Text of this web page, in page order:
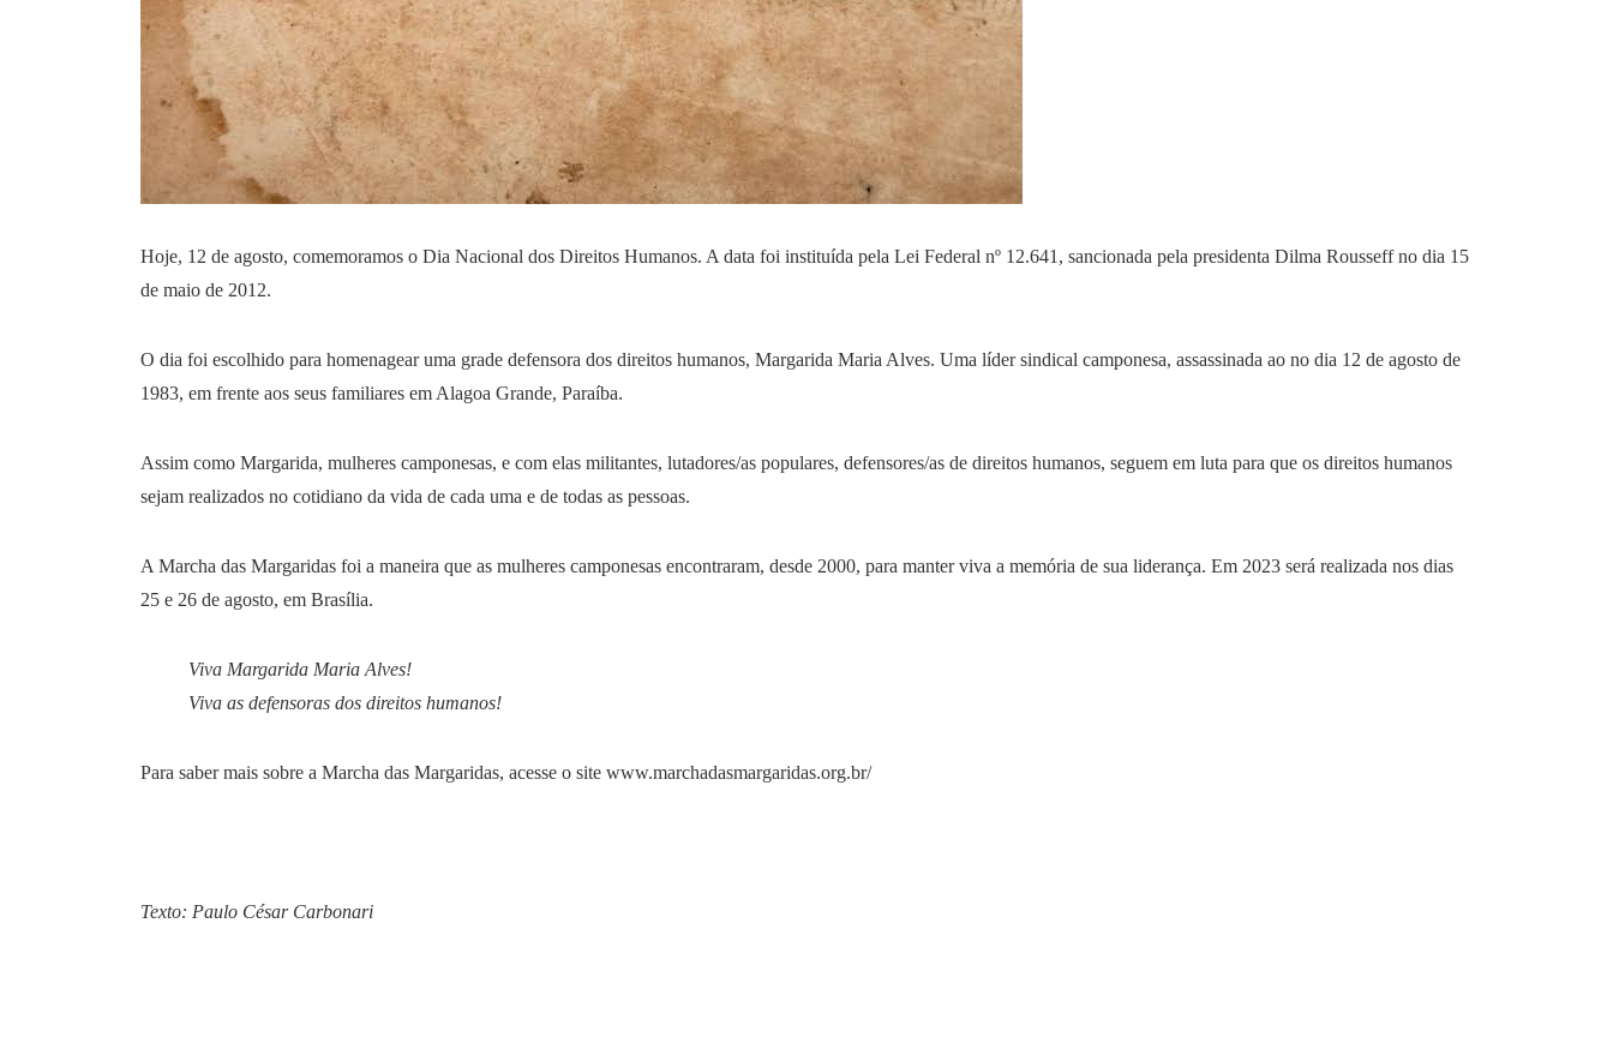
Hoje, 12 de agosto, comemoramos o Dia Nacional dos Direitos Humanos. A data foi instituída pela Lei Federal nº 12.641, sancionada pela presidenta Dilma Rousseff no dia 15
de maio de 2012.
O dia foi escolhido para homenagear uma grade defensora dos direitos humanos, Margarida Maria Alves. Uma líder sindical camponesa, assassinada ao no dia 12 de agosto de
1983, em frente aos seus familiares em Alagoa Grande, Paraíba.
Assim como Margarida, mulheres camponesas, e com elas militantes, lutadores/as populares, defensores/as de direitos humanos, seguem em luta para que os direitos humanos
sejam realizados no cotidiano da vida de cada uma e de todas as pessoas.
A Marcha das Margaridas foi a maneira que as mulheres camponesas encontraram, desde 2000, para manter viva a memória de sua liderança. Em 2023 será realizada nos dias
25 e 26 de agosto, em Brasília.
Viva Margarida Maria Alves!
Viva as defensoras dos direitos humanos!
Para saber mais sobre a Marcha das Margaridas, acesse o site www.marchadasmargaridas.org.br/
Texto: Paulo César Carbonari